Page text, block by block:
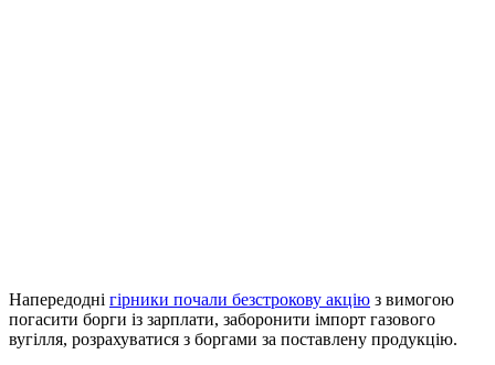
Напередодні гірники почали безстрокову акцію з вимогою
погасити борги із зарплати, заборонити імпорт газового
вугілля, розрахуватися з боргами за поставлену продукцію.